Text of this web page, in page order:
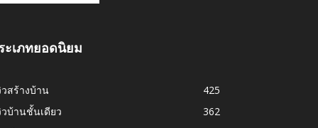
ะเภทยอดนิยม
สร้างบ้าน
425
บ้านชั้นเดียว
362